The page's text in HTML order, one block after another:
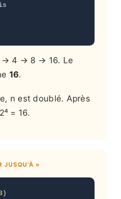
→ 4 → 8 → 16. Le
16.
n est doublé. Après
= 16.
JUSQU'À »
)